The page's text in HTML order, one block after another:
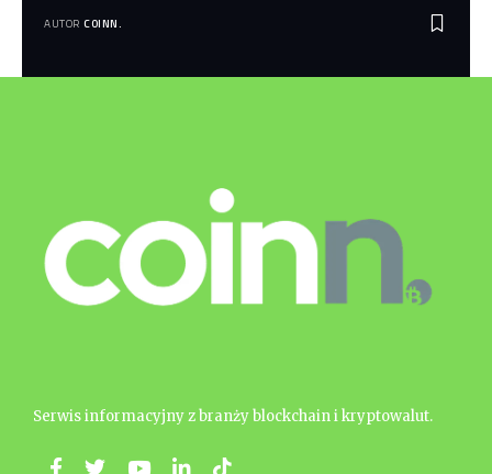
AUTOR COINN.
Serwis informacyjny z branży blockchain i kryptowalut.